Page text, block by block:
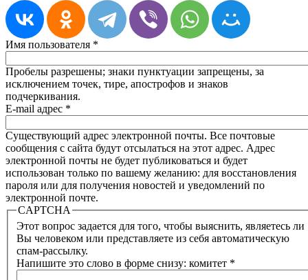
Имя пользователя *
Пробелы разрешены; знаки пунктуации запрещены, за
исключением точек, тире, апострофов и знаков
подчеркивания.
E-mail адрес *
Существующий адрес электронной почты. Все почтовые
сообщения с сайта будут отсылаться на этот адрес. Адрес
электронной почты не будет публиковаться и будет
использован только по вашему желанию: для восстановления
пароля или для получения новостей и уведомлений по
электронной почте.
CAPTCHA
Этот вопрос задается для того, чтобы выяснить, являетесь ли
Вы человеком или представляете из себя автоматическую
спам-рассылку.
Напишите это слово в форме снизу: комитет *